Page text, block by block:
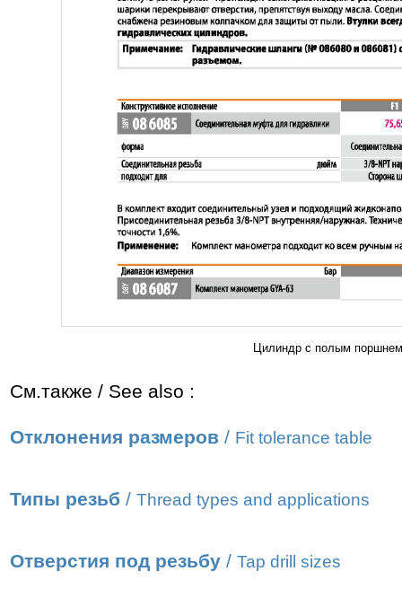
Цилиндр с полым
См.также / See also :
Отклонения размеров / Fit tolerance table
Типы резьб / Thread types and applications
Отверстия под резьбу / Tap drill sizes